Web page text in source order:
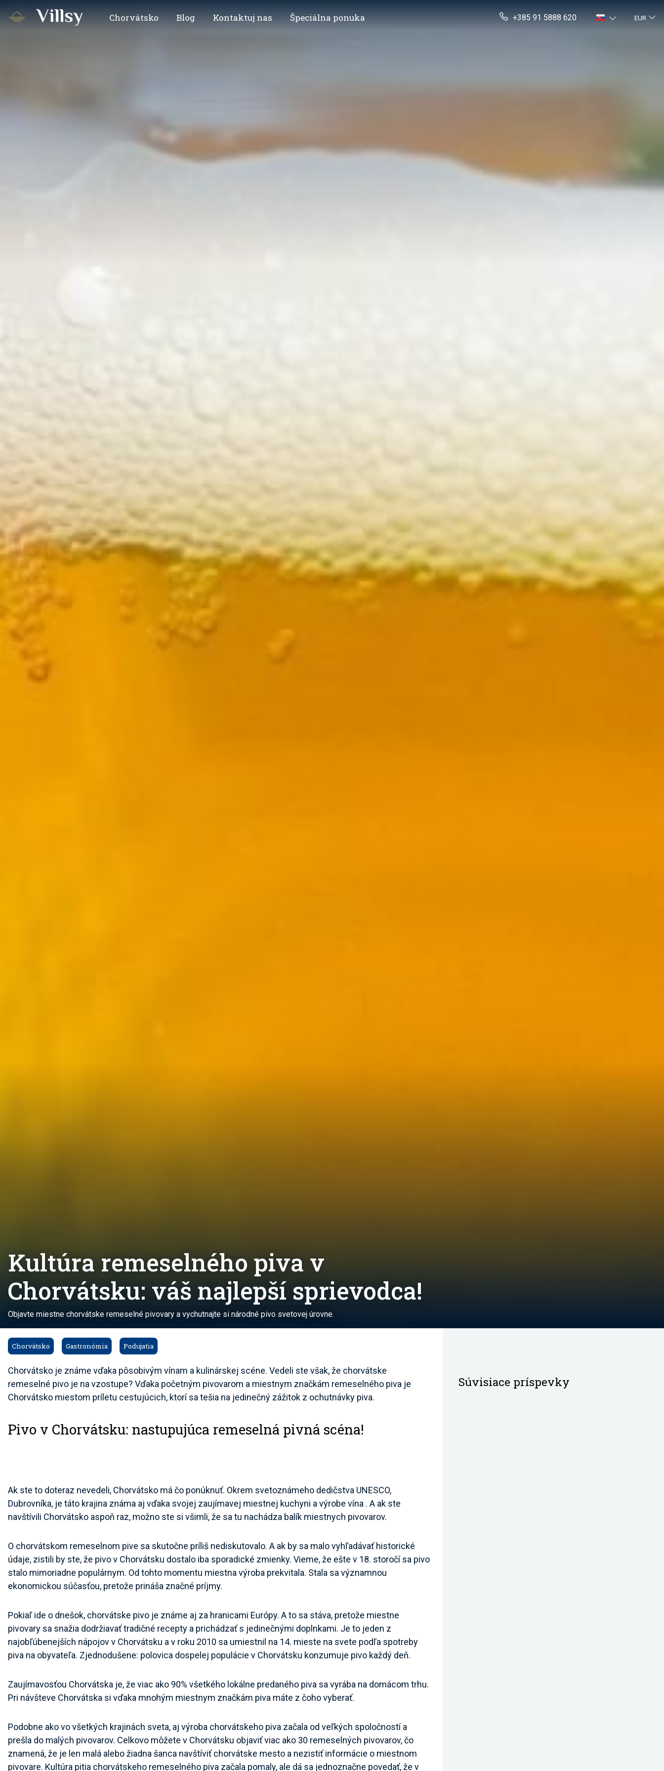
Chorvátsko Blog Kontaktuj nas Špeciálna ponuka +385 91 5888 620 EUR
Kultúra remeselného piva v
Chorvátsku: váš najlepší sprievodca!
Objavte miestne chorvátske remeselné pivovary a vychutnajte si národné pivo svetovej úrovne.
Chorvátsko Gastronómia Podujatia
Chorvátsko je známe vďaka pôsobivým vínam a kulinárskej scéne. Vedeli ste však, že chorvátske
remeselné pivo je na vzostupe? Vďaka početným pivovarom a miestnym značkám remeselného piva je
Chorvátsko miestom príletu cestujúcich, ktorí sa tešia na jedinečný zážitok z ochutnávky piva.
Pivo v Chorvátsku: nastupujúca remeselná pivná scéna!
Ak ste to doteraz nevedeli, Chorvátsko má čo ponúknuť. Okrem svetoznámeho dedičstva UNESCO,
Dubrovníka, je táto krajina známa aj vďaka svojej zaujímavej miestnej kuchyni a výrobe vína . A ak ste
navštívili Chorvátsko aspoň raz, možno ste si všimli, že sa tu nachádza balík miestnych pivovarov.
O chorvátskom remeselnom pive sa skutočne príliš nediskutovalo. A ak by sa malo vyhľadávať historické
údaje, zistili by ste, že pivo v Chorvátsku dostalo iba sporadické zmienky. Vieme, že ešte v 18. storočí sa pivo
stalo mimoriadne populárnym. Od tohto momentu miestna výroba prekvitala. Stala sa významnou
ekonomickou súčasťou, pretože prináša značné príjmy.
Pokiaľ ide o dnešok, chorvátske pivo je známe aj za hranicami Európy. A to sa stáva, pretože miestne
pivovary sa snažia dodržiavať tradičné recepty a prichádzať s jedinečnými doplnkami. Je to jeden z
najobľúbenejších nápojov v Chorvátsku a v roku 2010 sa umiestnil na 14. mieste na svete podľa spotreby
piva na obyvateľa. Zjednodušene: polovica dospelej populácie v Chorvátsku konzumuje pivo každý deň.
Zaujímavosťou Chorvátska je, že viac ako 90% všetkého lokálne predaného piva sa vyrába na domácom trhu.
Pri návšteve Chorvátska si vďaka mnohým miestnym značkám piva máte z čoho vyberať.
Podobne ako vo všetkých krajinách sveta, aj výroba chorvátskeho piva začala od veľkých spoločností a
prešla do malých pivovarov. Celkovo môžete v Chorvátsku objaviť viac ako 30 remeselných pivovarov, čo
znamená, že je len malá alebo žiadna šanca navštíviť chorvátske mesto a nezistiť informácie o miestnom
pivovare. Kultúra pitia chorvátskeho remeselného piva začala pomaly, ale dá sa jednoznačne povedať, že v
Súvisiace príspevky